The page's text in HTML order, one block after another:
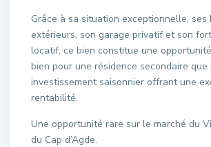
Grâce à sa situation exceptionnelle, ses
extérieurs, son garage privatif et son
locatif, ce bien constitue une
bien pour une résidence secondaire que
investissement saisonnier offrant une
rentabilité.
Une opportunité rare sur le marché du
du Cap d’Agde.